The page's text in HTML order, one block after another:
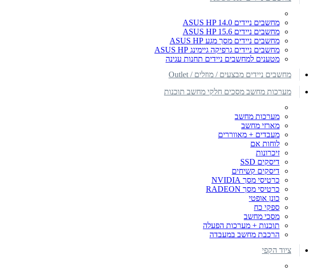
מחשבים ניידים ASUS HP 14.0
מחשבים ניידים ASUS HP 15.6
מחשבים ניידים מסך מגע ASUS HP
מחשבים ניידים גרפיקה גיימינג ASUS HP
מטענים למחשבים ניידים תחנות עגינה
מחשבים ניידים מבצעים / מוזלים / Outlet
מערכות מחשב מסכים חלקי מחשב תוכנות
מערכות מחשב
מארזי מחשב
מעבדים + מאווררים
לוחות אם
זיכרונות
דיסקים SSD
דיסקים קשיחים
כרטיסי מסך NVIDIA
כרטיסי מסך RADEON
כונן אופטי
ספקי כח
מסכי מחשב
תוכנות + מערכות הפעלה
הרכבת מחשב במעבדה
ציוד הקפי